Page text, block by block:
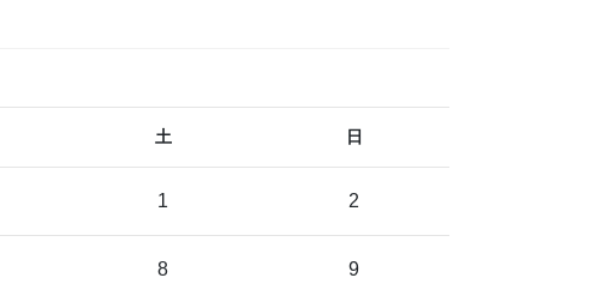
土 日
1 2
8 9